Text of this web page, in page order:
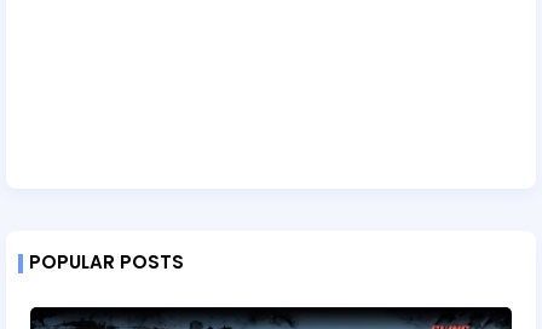
POPULAR POSTS